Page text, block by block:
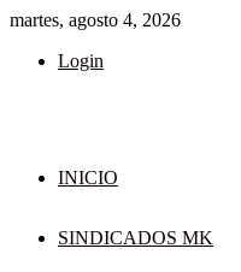
martes, agosto 4, 2026
Login
INICIO
SINDICADOS MK